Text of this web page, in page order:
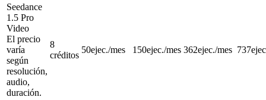
Seedance
1.5 Pro
Video
El precio
varía
según
resolución,
audio,
duración.
8
créditos
50ejec./mes 150ejec./mes 362ejec./mes 737